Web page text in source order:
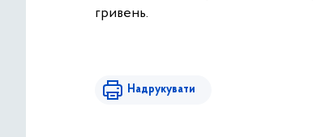
гривень.
Надрукувати